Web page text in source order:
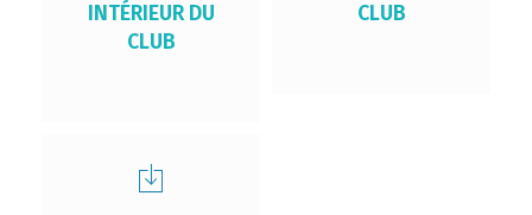
INTÉRIEUR DU
CLUB
CLUB